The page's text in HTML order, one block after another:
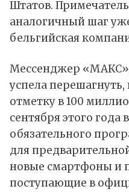
Штатов.
аналогичный шаг
бельгийская
Мессенджер
успела
отметку в 100
сентября этого года
обязательного
для
новые смартфоны и
поступающие в